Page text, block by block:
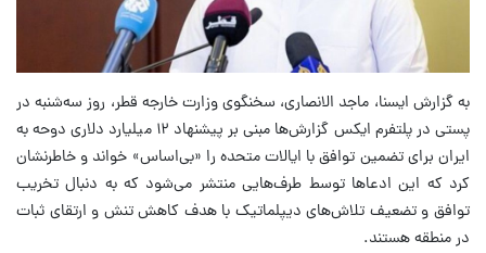
به گزارش ایسنا، ماجد الانصاری، سخنگوی وزارت خارجه قطر، روز سه‌شنبه در
پستی در پلتفرم ایکس گزارش‌ها مبنی بر پیشنهاد ۱۲ میلیارد دلاری دوحه به
ایران برای تضمین توافق با ایالات متحده را «بی‌اساس» خواند و خاطرنشان
کرد که این ادعاها توسط طرف‌هایی منتشر می‌شود که به دنبال تخریب
توافق و تضعیف تلاش‌های دیپلماتیک با هدف کاهش تنش و ارتقای ثبات
در منطقه هستند.